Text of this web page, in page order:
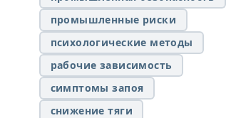
промышленные риски
психологические методы
рабочие зависимость
симптомы запоя
снижение тяги